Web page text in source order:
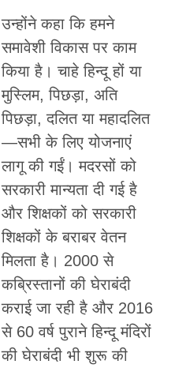
उन्होंने कहा कि हमने
समावेशी विकास पर काम
किया है। चाहे हिन्दू हों या
मुस्लिम, पिछड़ा, अति
पिछड़ा, दलित या महादलित
—सभी के लिए योजनाएं
लागू की गईं। मदरसों को
सरकारी मान्यता दी गई है
और शिक्षकों को सरकारी
शिक्षकों के बराबर वेतन
मिलता है। 2000 से
कब्रिस्तानों की घेराबंदी
कराई जा रही है और 2016
से 60 वर्ष पुराने हिन्दू मंदिरों
की घेराबंदी भी शुरू की